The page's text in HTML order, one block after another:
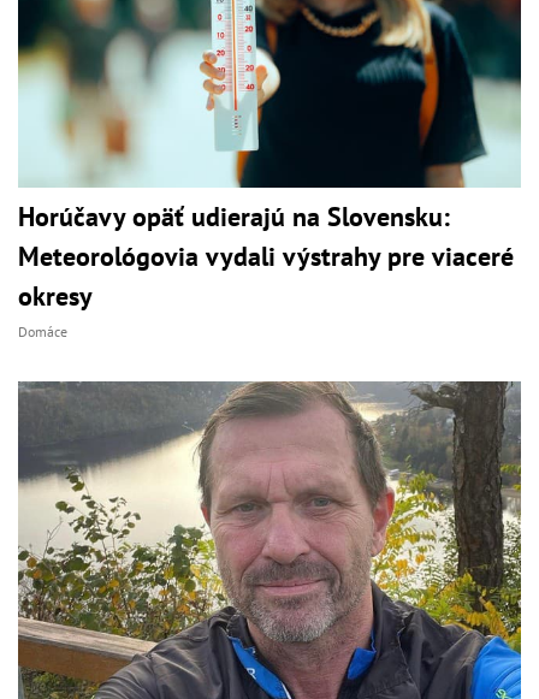
Horúčavy opäť udierajú na Slovensku:
Meteorológovia vydali výstrahy pre viaceré
okresy
Domáce